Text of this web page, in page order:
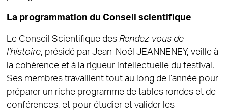
La programmation du Conseil scientifique
Le Conseil Scientifique des Rendez-vous de
l’histoire, présidé par Jean-Noël JEANNENEY, veille à
la cohérence et à la rigueur intellectuelle du festival.
Ses membres travaillent tout au long de l’année pour
préparer un riche programme de tables rondes et de
conférences, et pour étudier et valider les